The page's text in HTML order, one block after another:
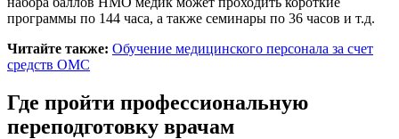
программы по 144 часа, а также семинары по 36 часов и т.д.
Читайте также: Обучение медицинского персонала за счет
средств ОМС
Где пройти профессиональную
переподготовку врачам